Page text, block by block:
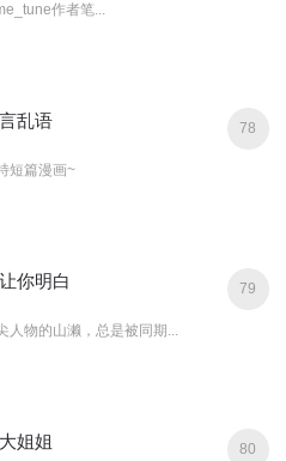
作者笔...
乱语
短篇漫画~
78
你明白
人物的山濑，总是被同期...
79
姐姐 80